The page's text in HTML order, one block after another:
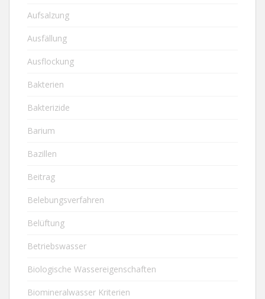
Aufsalzung
Ausfällung
Ausflockung
Bakterien
Bakterizide
Barium
Bazillen
Beitrag
Belebungsverfahren
Belüftung
Betriebswasser
Biologische Wassereigenschaften
Biomineralwasser Kriterien